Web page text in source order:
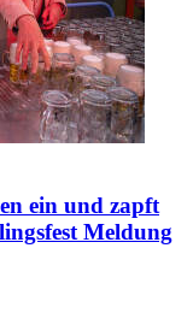
ein und zapft
Meldung